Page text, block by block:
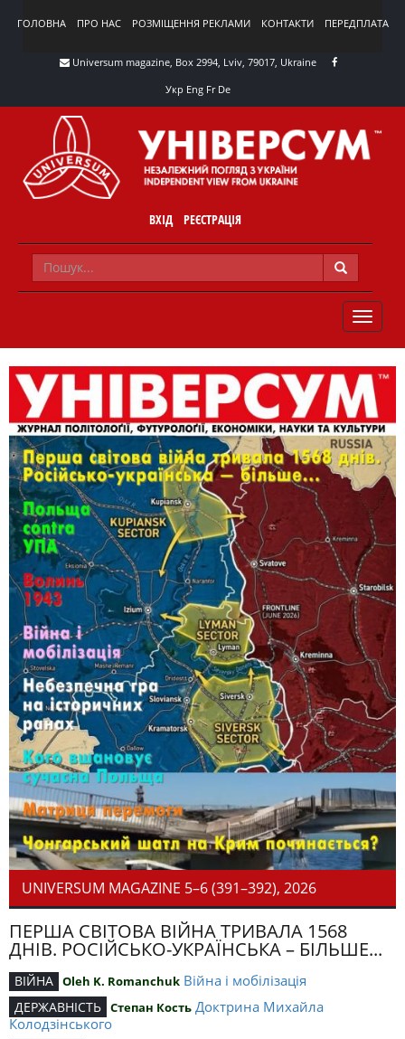
ГОЛОВНА ПРО НАС РОЗМІЩЕННЯ РЕКЛАМИ КОНТАКТИ ПЕРЕДПЛАТА
Universum magazine, Box 2994, Lviv, 79017, Ukraine
Укр Eng Fr De
ВХІД РЕЄСТРАЦІЯ
TOGGLE
UNIVERSUM MAGAZINE 5–6 (391–392), 2026
ПЕРША СВІТОВА ВІЙНА ТРИВАЛА 1568
ДНІВ. РОСІЙСЬКО-УКРАЇНСЬКА – БІЛЬШЕ...
ВІЙНА Oleh K. Romanchuk Війна і мобілізація
ДЕРЖАВНІСТЬ Степан Кость Доктрина Михайла
Колодзінського